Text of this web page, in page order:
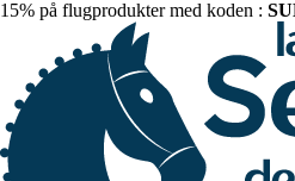
15% på flugprodukter med koden :